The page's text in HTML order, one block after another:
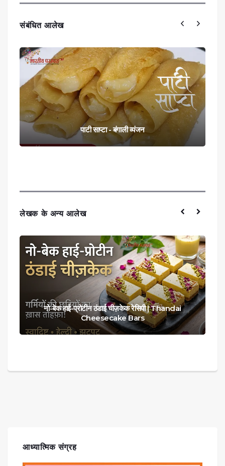
संबंधित आलेख
पाटी साप्टा - बंगाली व्यंजन
लेखक के अन्य आलेख
नो-बेक हाई-प्रोटीन ठंडाई चीज़केक रेसिपी | Thandai
Cheesecake Bars
आध्यात्मिक संग्रह